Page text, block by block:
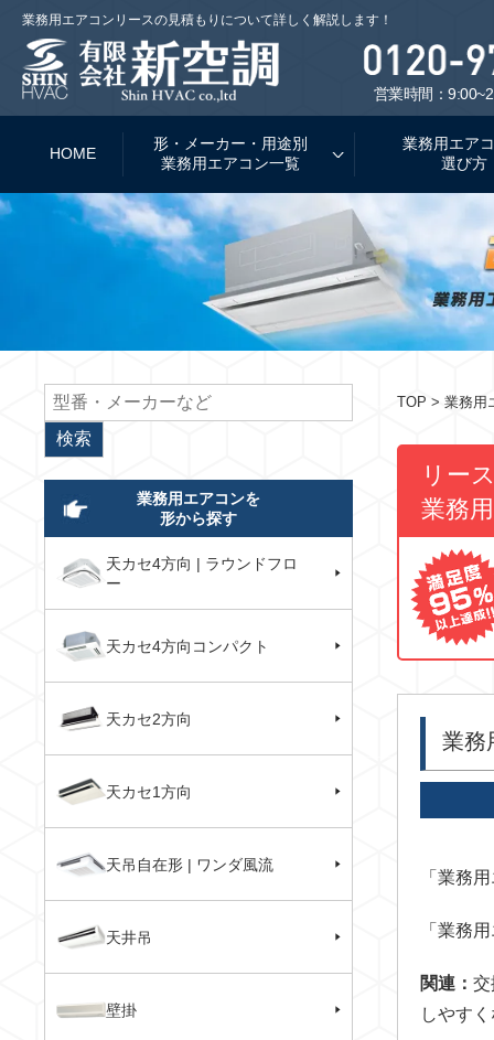
業務用エアコンリースの見積もりについて詳しく解説します！
営業時間：
HOME
形・メーカー・用途別
業務用エアコン一覧
業務用エア
選び方
TOP > 業務用
リー
業務
業務
「業務
「業務
関連： 交
しやす
業務用エアコンを
形から探す
天カセ4方向 | ラウンドフロ
ー
天カセ4方向コンパクト
天カセ2方向
天カセ1方向
天吊自在形 | ワンダ風流
天井吊
壁掛